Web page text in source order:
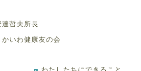
達哲夫所長
かいわ健康友の会
わたしたちにできること